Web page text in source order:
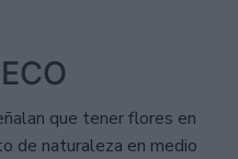
que tener flores en
de naturaleza en medio